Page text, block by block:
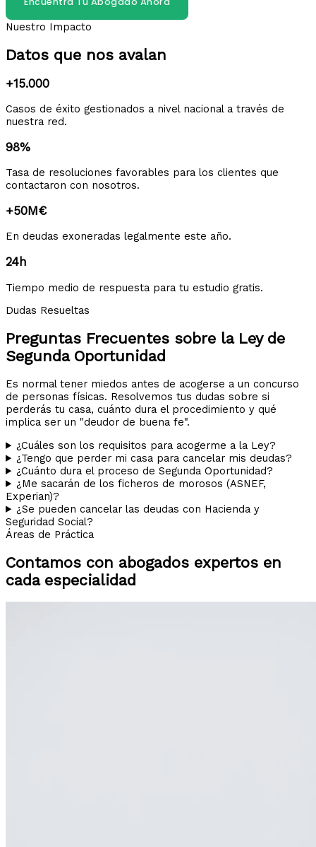
Nuestro Impacto
Datos que nos avalan
+15.000
Casos de éxito gestionados a nivel nacional a través de
nuestra red.
98%
Tasa de resoluciones favorables para los clientes que
contactaron con nosotros.
+50M€
En deudas exoneradas legalmente este año.
24h
Tiempo medio de respuesta para tu estudio gratis.
Dudas Resueltas
Preguntas Frecuentes sobre la Ley de
Segunda Oportunidad
Es normal tener miedos antes de acogerse a un concurso
de personas físicas. Resolvemos tus dudas sobre si
perderás tu casa, cuánto dura el procedimiento y qué
implica ser un "deudor de buena fe".
¿Cuáles son los requisitos para acogerme a la Ley?
¿Tengo que perder mi casa para cancelar mis deudas?
¿Cuánto dura el proceso de Segunda Oportunidad?
¿Me sacarán de los ficheros de morosos (ASNEF,
Experian)?
¿Se pueden cancelar las deudas con Hacienda y
Seguridad Social?
Áreas de Práctica
Contamos con abogados expertos en
cada especialidad